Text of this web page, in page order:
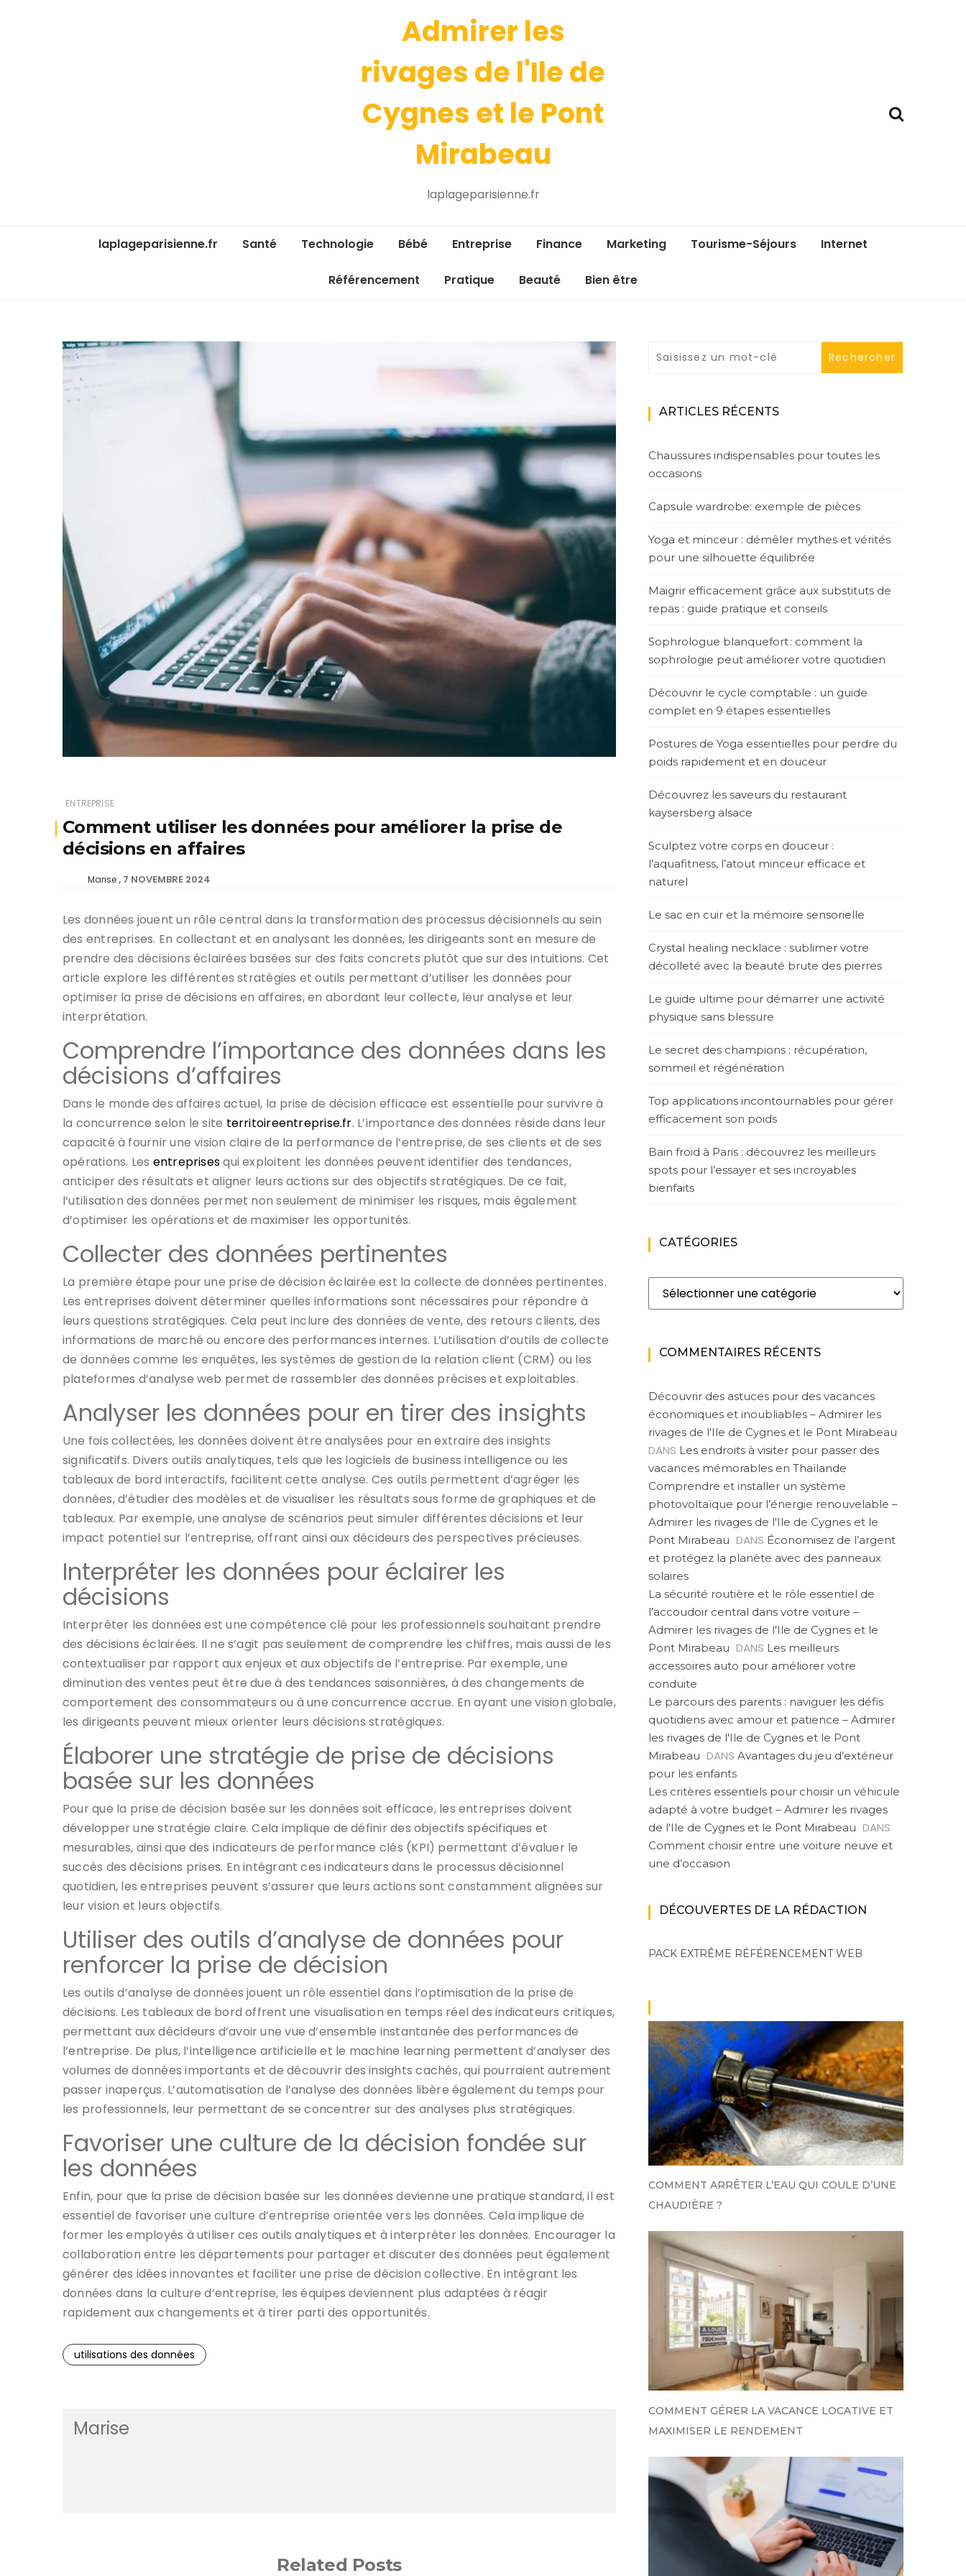
Admirer les
rivages de l'Ile de
Cygnes et le Pont
Mirabeau
laplageparisienne.fr
laplageparisienne.fr Santé Technologie Bébé Entreprise Finance Marketing Tourisme-Séjours Internet
Référencement Pratique Beauté Bien être
ENTREPRISE
Comment utiliser les données pour améliorer la prise de
décisions en affaires
Marise 7 NOVEMBRE 2024
Les données jouent un rôle central dans la transformation des processus décisionnels au sein
des entreprises. En collectant et en analysant les données, les dirigeants sont en mesure de
prendre des décisions éclairées basées sur des faits concrets plutôt que sur des intuitions. Cet
article explore les différentes stratégies et outils permettant d’utiliser les données pour
optimiser la prise de décisions en affaires, en abordant leur collecte, leur analyse et leur
interprétation.
Comprendre l’importance des données dans les
décisions d’affaires
Dans le monde des affaires actuel, la prise de décision efficace est essentielle pour survivre à
la concurrence selon le site territoireentreprise.fr. L’importance des données réside dans leur
capacité à fournir une vision claire de la performance de l’entreprise, de ses clients et de ses
opérations. Les entreprisesqui exploitent les données peuvent identifier des tendances,
anticiper des résultats et aligner leurs actions sur des objectifs stratégiques. De ce fait,
l’utilisation des données permet non seulement de minimiser les risques, mais également
d’optimiser les opérations et de maximiser les opportunités.
Collecter des données pertinentes
La première étape pour une prise de décision éclairée est la collecte de données pertinentes.
Les entreprises doivent déterminer quelles informations sont nécessaires pour répondre à
leurs questions stratégiques. Cela peut inclure des données de vente, des retours clients, des
informations de marché ou encore des performances internes. L’utilisation d’outils de collecte
de données comme les enquêtes, les systèmes de gestion de la relation client (CRM) ou les
plateformes d’analyse web permet de rassembler des données précises et exploitables.
Analyser les données pour en tirer des insights
Une fois collectées, les données doivent être analysées pour en extraire des insights
significatifs. Divers outils analytiques, tels que les logiciels de business intelligence ou les
tableaux de bord interactifs, facilitent cette analyse. Ces outils permettent d’agréger les
données, d’étudier des modèles et de visualiser les résultats sous forme de graphiques et de
tableaux. Par exemple, une analyse de scénarios peut simuler différentes décisions et leur
impact potentiel sur l’entreprise, offrant ainsi aux décideurs des perspectives précieuses.
Interpréter les données pour éclairer les
décisions
Interpréter les données est une compétence clé pour les professionnels souhaitant prendre
des décisions éclairées. Il ne s’agit pas seulement de comprendre les chiffres, mais aussi de les
contextualiser par rapport aux enjeux et aux objectifs de l’entreprise. Par exemple, une
diminution des ventes peut être due à des tendances saisonnières, à des changements de
comportement des consommateurs ou à une concurrence accrue. En ayant une vision globale,
les dirigeants peuvent mieux orienter leurs décisions stratégiques.
Élaborer une stratégie de prise de décisions
basée sur les données
Pour que la prise de décision basée sur les données soit efficace, les entreprises doivent
développer une stratégie claire. Cela implique de définir des objectifs spécifiques et
mesurables, ainsi que des indicateurs de performance clés (KPI) permettant d’évaluer le
succès des décisions prises. En intégrant ces indicateurs dans le processus décisionnel
quotidien, les entreprises peuvent s’assurer que leurs actions sont constamment alignées sur
leur vision et leurs objectifs.
Utiliser des outils d’analyse de données pour
renforcer la prise de décision
Les outils d’analyse de données jouent un rôle essentiel dans l’optimisation de la prise de
décisions. Les tableaux de bord offrent une visualisation en temps réel des indicateurs critiques,
permettant aux décideurs d’avoir une vue d’ensemble instantanée des performances de
l’entreprise. De plus, l’intelligence artificielle et le machine learning permettent d’analyser des
volumes de données importants et de découvrir des insights cachés, qui pourraient autrement
passer inaperçus. L’automatisation de l’analyse des données libère également du temps pour
les professionnels, leur permettant de se concentrer sur des analyses plus stratégiques.
Favoriser une culture de la décision fondée sur
les données
Enfin, pour que la prise de décision basée sur les données devienne une pratique standard, il est
essentiel de favoriser une culture d’entreprise orientée vers les données. Cela implique de
former les employés à utiliser ces outils analytiques et à interpréter les données. Encourager la
collaboration entre les départements pour partager et discuter des données peut également
générer des idées innovantes et faciliter une prise de décision collective. En intégrant les
données dans la culture d’entreprise, les équipes deviennent plus adaptées à réagir
rapidement aux changements et à tirer parti des opportunités.
utilisations des données
Marise
Related Posts
ARTICLES RÉCENTS
Chaussures indispensables pour toutes les
occasions
Capsule wardrobe: exemple de pièces
Yoga et minceur : démêler mythes et vérités
pour une silhouette équilibrée
Maigrir efficacement grâce aux substituts de
repas : guide pratique et conseils
Sophrologue blanquefort : comment la
sophrologie peut améliorer votre quotidien
Découvrir le cycle comptable : un guide
complet en 9 étapes essentielles
Postures de Yoga essentielles pour perdre du
poids rapidement et en douceur
Découvrez les saveurs du restaurant
kaysersberg alsace
Sculptez votre corps en douceur :
l’aquafitness, l’atout minceur efficace et
naturel
Le sac en cuir et la mémoire sensorielle
Crystal healing necklace : sublimer votre
décolleté avec la beauté brute des pierres
Le guide ultime pour démarrer une activité
physique sans blessure
Le secret des champions : récupération,
sommeil et régénération
Top applications incontournables pour gérer
efficacement son poids
Bain froid à Paris : découvrez les meilleurs
spots pour l’essayer et ses incroyables
bienfaits
CATÉGORIES
Catégories
COMMENTAIRES RÉCENTS
Découvrir des astuces pour des vacances
économiques et inoubliables – Admirer les
rivages de l'Ile de Cygnes et le Pont Mirabeau
DANS Les endroits à visiter pour passer des
vacances mémorables en Thaïlande
Comprendre et installer un système
photovoltaïque pour l’énergie renouvelable –
Admirer les rivages de l'Ile de Cygnes et le
Pont Mirabeau DANS Économisez de l’argent
et protégez la planète avec des panneaux
solaires
La sécurité routière et le rôle essentiel de
l’accoudoir central dans votre voiture –
Admirer les rivages de l'Ile de Cygnes et le
Pont Mirabeau DANS Les meilleurs
accessoires auto pour améliorer votre
conduite
Le parcours des parents : naviguer les défis
quotidiens avec amour et patience – Admirer
les rivages de l'Ile de Cygnes et le Pont
Mirabeau DANS Avantages du jeu d’extérieur
pour les enfants
Les critères essentiels pour choisir un véhicule
adapté à votre budget – Admirer les rivages
de l'Ile de Cygnes et le Pont Mirabeau DANS
Comment choisir entre une voiture neuve et
une d’occasion
DÉCOUVERTES DE LA RÉDACTION
PACK EXTRÊME RÉFÉRENCEMENT WEB
COMMENT ARRÊTER L’EAU QUI COULE D’UNE
CHAUDIÈRE ?
COMMENT GÉRER LA VACANCE LOCATIVE ET
MAXIMISER LE RENDEMENT